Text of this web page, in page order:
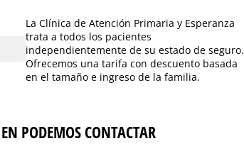
La Clínica de Atención Primaria y Esperanza
trata a todos los pacientes
independientemente de su estado de seguro.
Ofrecemos una tarifa con descuento basada
en el tamaño e ingreso de la familia.
PODEMOS CONTACTAR